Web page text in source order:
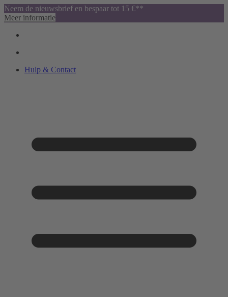
Neem de nieuwsbrief en bespaar tot 15 €**
Meer informatie
Hulp & Contact